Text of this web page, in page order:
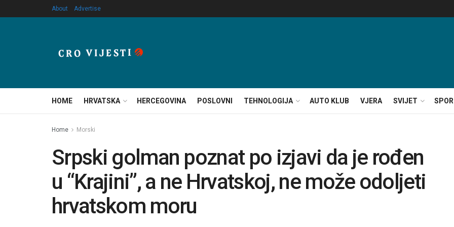
About Advertise
HOME HRVATSKA HERCEGOVINA POSLOVNI TEHNOLOGIJA AUTO KLUB VJERA SVIJET
Home Morski
Srpski golman poznat po izjavi da je rođen
u “Krajini”, a ne Hrvatskoj, ne može odoljeti
hrvatskom moru